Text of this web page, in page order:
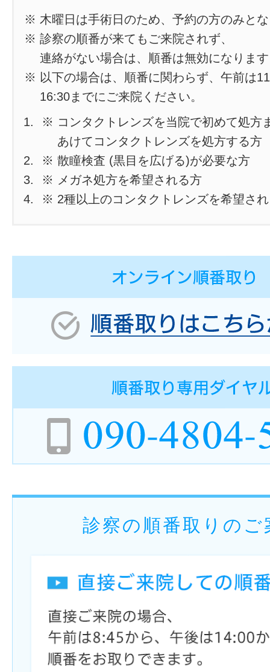
※ 木曜日は手術日のため、予約の方のみと
※ 診察の順番が来てもご来院されず、
連絡がない場合は、順番は無効になりま
※ 以下の場合は、順番に関わらず、午前は
16:30までにご来院ください。
※ コンタクトレンズを当院で初めて処方
あけてコンタクトレンズを処方する方
※ 散瞳検査 (黒目を広げる)が必要な方
※ メガネ処方を希望される方
※ 2種以上のコンタクトレンズを希望さ
診察の順番取りのご